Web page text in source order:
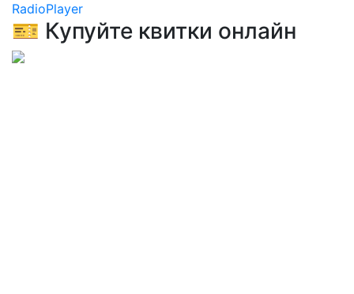
RadioPlayer
🎫 Купуйте квитки онлайн